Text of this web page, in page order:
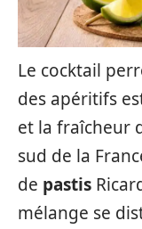
Le cocktail
des apéritifs
et la fraîcheur
sud de la
de pastis
mélange se